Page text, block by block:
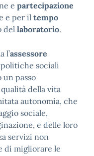
e partecipazione
e per iltempo
dellaboratorio.
l’assessore
sociali
un passo
della vita
autonomia, che
sociale,
e delle loro
servizi non
di migliorare le